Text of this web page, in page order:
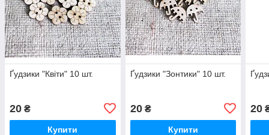
Ґудзики "Квіти" 10 шт.
20 ₴
Купити
Ґудзики "Зонтики" 10 шт.
20₴
Купити
20